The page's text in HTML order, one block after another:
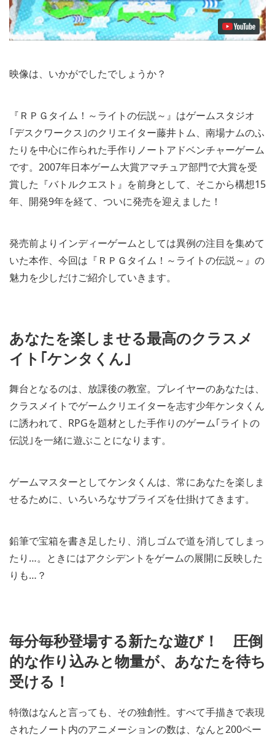
映像は、いかがでしたでしょうか？
『ＲＰＧタイム！～ライトの伝説～』はゲームスタジオ
｢デスクワークス｣のクリエイター藤井トム、南場ナムのふ
たりを中心に作られた手作りノートアドベンチャーゲーム
です。2007年日本ゲーム大賞アマチュア部門で大賞を受
賞した『バトルクエスト』を前身として、そこから構想15
年、開発9年を経て、ついに発売を迎えました！
発売前よりインディーゲームとしては異例の注目を集めて
いた本作、今回は『ＲＰＧタイム！～ライトの伝説～』の
魅力を少しだけご紹介していきます。
あなたを楽しませる最高のクラスメ
イト｢ケンタくん｣
舞台となるのは、放課後の教室。プレイヤーのあなたは、
クラスメイトでゲームクリエイターを志す少年ケンタくん
に誘われて、RPGを題材とした手作りのゲーム｢ライトの
伝説｣を一緒に遊ぶことになります。
ゲームマスターとしてケンタくんは、常にあなたを楽しま
せるために、いろいろなサプライズを仕掛けてきます。
鉛筆で宝箱を書き足したり、消しゴムで道を消してしまっ
たり…。ときにはアクシデントをゲームの展開に反映した
りも…？
毎分毎秒登場する新たな遊び！ 圧倒
的な作り込みと物量が、あなたを待ち
受ける！
特徴はなんと言っても、その独創性。すべて手描きで表現
されたノート内のアニメーションの数は、なんと200ペー